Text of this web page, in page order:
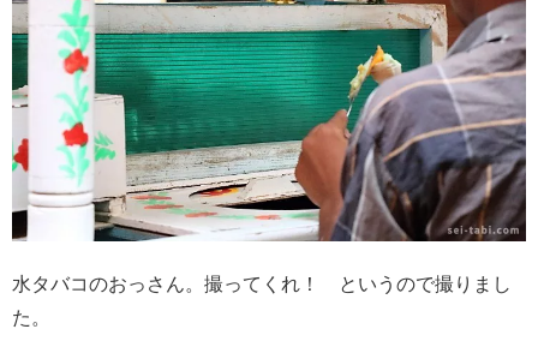
水タバコのおっさん。撮ってくれ！ というので撮りまし
た。